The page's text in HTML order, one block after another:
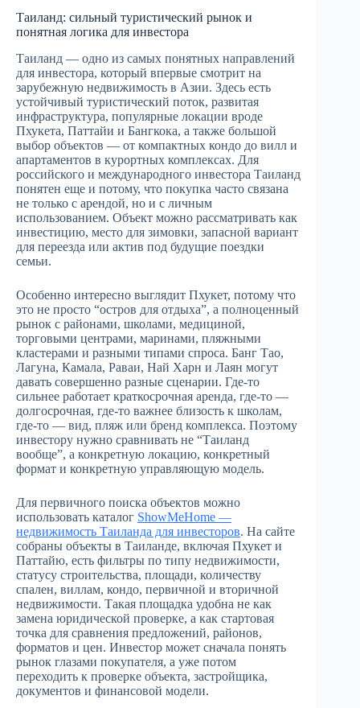
Таиланд: сильный туристический рынок и
понятная логика для инвестора
Таиланд — одно из самых понятных направлений
для инвестора, который впервые смотрит на
зарубежную недвижимость в Азии. Здесь есть
устойчивый туристический поток, развитая
инфраструктура, популярные локации вроде
Пхукета, Паттайи и Бангкока, а также большой
выбор объектов — от компактных кондо до вилл и
апартаментов в курортных комплексах. Для
российского и международного инвестора Таиланд
понятен еще и потому, что покупка часто связана
не только с арендой, но и с личным
использованием. Объект можно рассматривать как
инвестицию, место для зимовки, запасной вариант
для переезда или актив под будущие поездки
семьи.
Особенно интересно выглядит Пхукет, потому что
это не просто “остров для отдыха”, а полноценный
рынок с районами, школами, медициной,
торговыми центрами, маринами, пляжными
кластерами и разными типами спроса. Банг Тао,
Лагуна, Камала, Раваи, Най Харн и Лаян могут
давать совершенно разные сценарии. Где-то
сильнее работает краткосрочная аренда, где-то —
долгосрочная, где-то важнее близость к школам,
где-то — вид, пляж или бренд комплекса. Поэтому
инвестору нужно сравнивать не “Таиланд
вообще”, а конкретную локацию, конкретный
формат и конкретную управляющую модель.
Для первичного поиска объектов можно
использовать каталог ShowMeHome —
недвижимость Таиланда для инвесторов. На сайте
собраны объекты в Таиланде, включая Пхукет и
Паттайю, есть фильтры по типу недвижимости,
статусу строительства, площади, количеству
спален, виллам, кондо, первичной и вторичной
недвижимости. Такая площадка удобна не как
замена юридической проверке, а как стартовая
точка для сравнения предложений, районов,
форматов и цен. Инвестор может сначала понять
рынок глазами покупателя, а уже потом
переходить к проверке объекта, застройщика,
документов и финансовой модели.